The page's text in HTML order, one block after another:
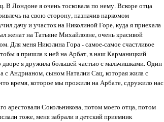
В Лондоне я очень тосковала по нему. Вскоре отца
на свою сторону, назначив наркомом
дачу и участок на Николиной Горе, куда я приехала
женат на Татьяне Михайловне, очень красивой
Для меня Николина Гора - самое-самое счастливое
я пришла к ней на Арбат, в наш Карманицкий
я дружила большей частью с мальчишками. Один
с Андрианом, сыном Наталии Сац, которая жила с
время, которое мы прожили на Арбате, сдружило нас
арестовали Сокольникова, потом моего отца, потом
тоже, меня забрали в детский приемник